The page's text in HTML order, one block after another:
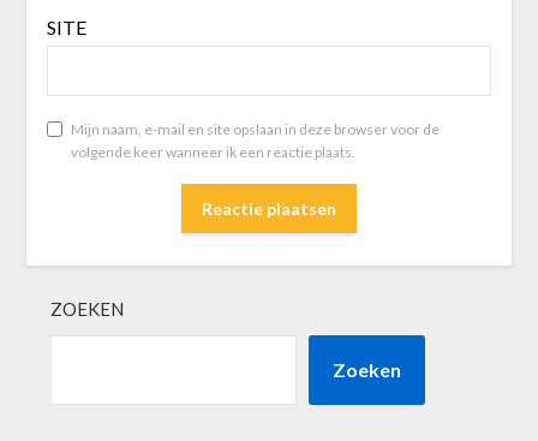
SITE
Mijn naam, e-mail en site opslaan in deze browser voor de
volgende keer wanneer ik een reactie plaats.
ZOEKEN
Zoeken